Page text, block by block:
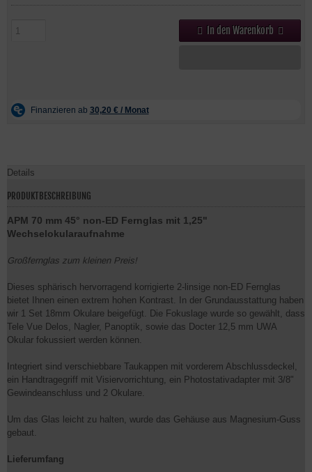
In den Warenkorb
Details
PRODUKTBESCHREIBUNG
APM 70 mm 45° non-ED Fernglas mit 1,25"
Wechselokularaufnahme
Großfernglas zum kleinen Preis!
Dieses sphärisch hervorragend korrigierte 2-linsige non-ED Fernglas
bietet Ihnen einen extrem hohen Kontrast. In der Grundausstattung haben
wir 1 Set 18mm Okulare beigefügt. Die Fokuslage wurde so gewählt, dass
Tele Vue Delos, Nagler, Panoptik, sowie das Docter 12,5 mm UWA
Okular fokussiert werden können.
Integriert sind verschiebbare Taukappen mit vorderem Abschlussdeckel,
ein Handtragegriff mit Visiervorrichtung, ein Photostativadapter mit 3/8"
Gewindeanschluss und 2 Okulare.
Um das Glas leicht zu halten, wurde das Gehäuse aus Magnesium-Guss
gebaut.
Lieferumfang